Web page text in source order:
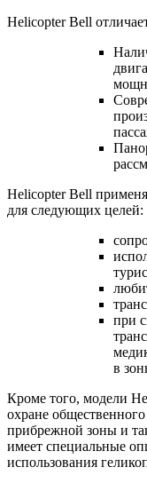
Helicopter Bell
Helicopter Bell
для следующих целей:
при
в
Кроме того, модели
охране
прибрежной зоны и
имеет специальные
использования